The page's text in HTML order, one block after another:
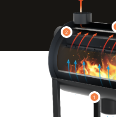
1
2